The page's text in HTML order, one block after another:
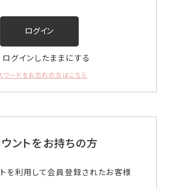
ログインしたままにする
ワードをお忘れの方はこちら
ントをお持ちの方
を利用して会員登録されたお客様